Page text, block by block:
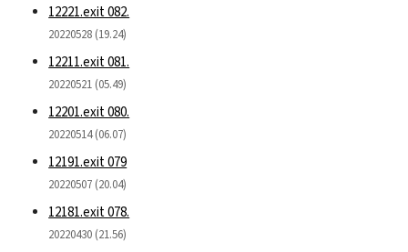
12221.exit 082.
20220528 (19.24)
12211.exit 081.
20220521 (05.49)
12201.exit 080.
20220514 (06.07)
12191.exit 079
20220507 (20.04)
12181.exit 078.
20220430 (21.56)